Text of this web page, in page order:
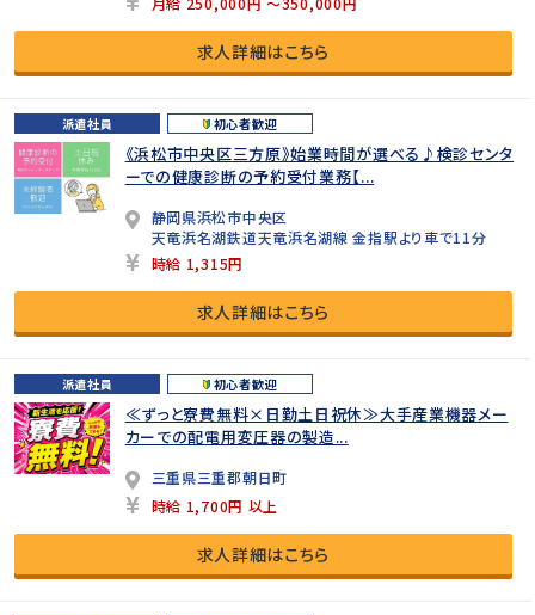
求人詳細はこちら
派遣社員 初心者歓迎
《浜松市中央区三方原》始業時間が選べる♪検診センタ
ーでの健康診断の予約受付業務【...
静岡県浜松市中央区
天竜浜名湖鉄道天竜浜名湖線 金指駅より車で11分
時給 1,315円
求人詳細はこちら
派遣社員 初心者歓迎
≪ずっと寮費無料×日勤土日祝休≫大手産業機器メー
カーでの配電用変圧器の製造...
三重県三重郡朝日町
時給 1,700円 以上
求人詳細はこちら